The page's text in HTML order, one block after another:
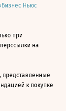
Ньюс
при
на
представленные
к покупке